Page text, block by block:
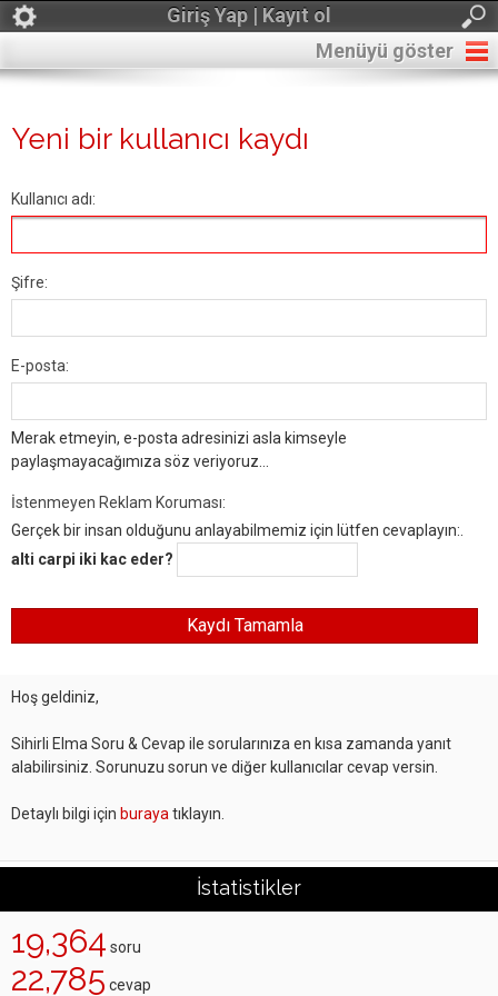
Giriş Yap | Kayıt ol
Menüyü göster
Yeni bir kullanıcı kaydı
Kullanıcı adı:
Şifre:
E-posta:
Merak etmeyin, e-posta adresinizi asla kimseyle
paylaşmayacağımıza söz veriyoruz...
İstenmeyen Reklam Koruması:
Gerçek bir insan olduğunu anlayabilmemiz için lütfen cevaplayın:.
alti carpi iki kac eder?
Hoş geldiniz,
Sihirli Elma Soru & Cevap ile sorularınıza en kısa zamanda yanıt
alabilirsiniz. Sorunuzu sorun ve diğer kullanıcılar cevap versin.
Detaylı bilgi için buraya tıklayın.
İstatistikler
19,364 soru
22,785 cevap